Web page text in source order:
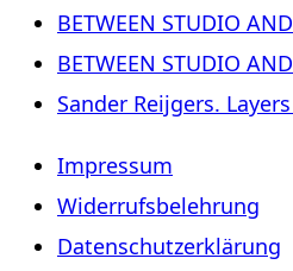
BETWEEN STUDIO
BETWEEN STUDIO
Sander Reijgers.
Impressum
Widerrufsbelehrung
Datenschutzerklärung